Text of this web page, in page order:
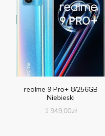
realme 9 Pro+ 8/256GB
Niebieski
1 949,00zł